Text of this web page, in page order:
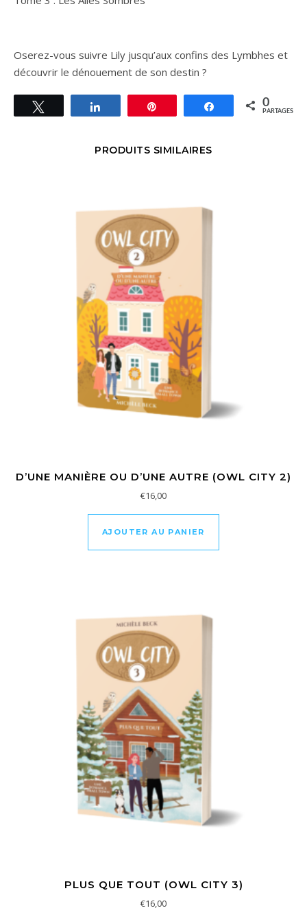
Oserez-vous suivre Lily jusqu’aux confins des Lymbhes et
découvrir le dénouement de son destin ?
Partagez 0
PARTAGES
PRODUITS SIMILAIRES
D’UNE MANIÈRE OU D’UNE AUTRE (OWL CITY 2)
€16,00
AJOUTER AU PANIER
PLUS QUE TOUT (OWL CITY 3)
€16,00